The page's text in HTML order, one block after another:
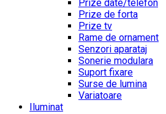
Prize date/telefon
Prize de forta
Prize tv
Rame de ornament
Senzori aparataj
Sonerie modulara
Suport fixare
Surse de lumina
Variatoare
Iluminat